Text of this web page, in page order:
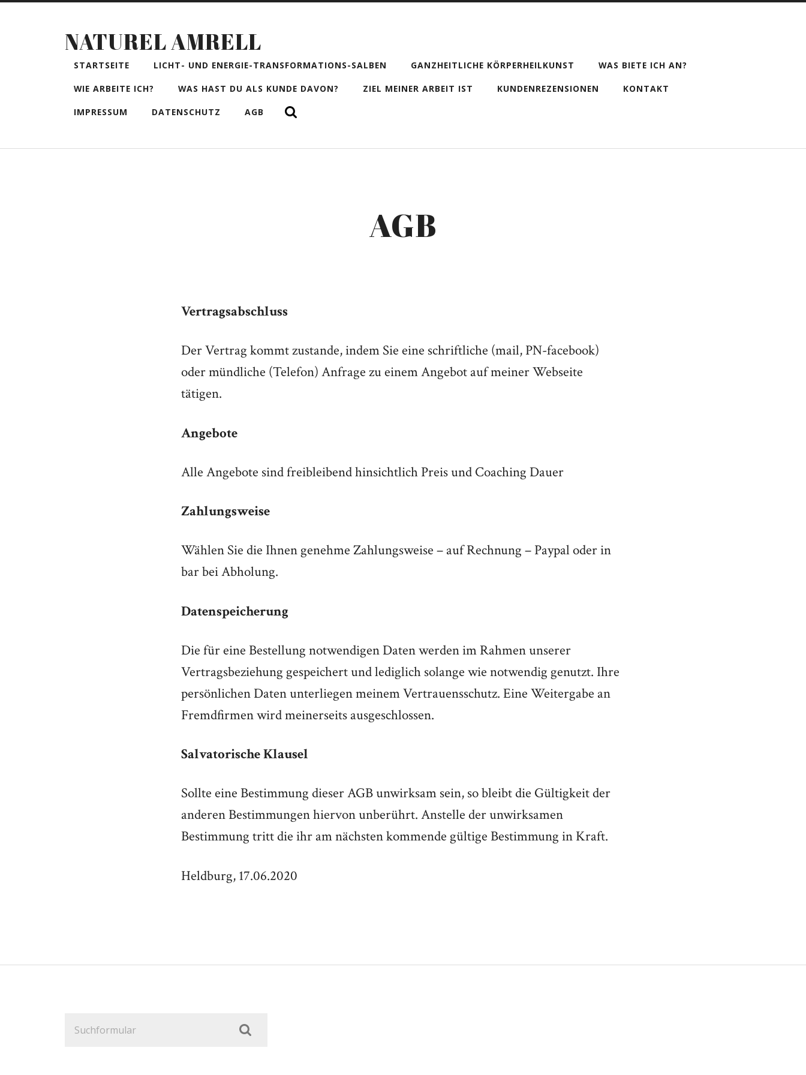
NATUREL AMRELL
STARTSEITE LICHT- UND ENERGIE-TRANSFORMATIONS-SALBEN GANZHEITLICHE KÖRPERHEILKUNST WAS BIETE ICH AN?
WIE ARBEITE ICH? WAS HAST DU ALS KUNDE DAVON? ZIEL MEINER ARBEIT IST KUNDENREZENSIONEN KONTAKT
IMPRESSUM DATENSCHUTZ AGB
AGB
Vertragsabschluss
Der Vertrag kommt zustande, indem Sie eine schriftliche (mail, PN-facebook)
oder mündliche (Telefon) Anfrage zu einem Angebot auf meiner Webseite
tätigen.
Angebote
Alle Angebote sind freibleibend hinsichtlich Preis und Coaching Dauer
Zahlungsweise
Wählen Sie die Ihnen genehme Zahlungsweise – auf Rechnung – Paypal oder in
bar bei Abholung.
Datenspeicherung
Die für eine Bestellung notwendigen Daten werden im Rahmen unserer
Vertragsbeziehung gespeichert und lediglich solange wie notwendig genutzt. Ihre
persönlichen Daten unterliegen meinem Vertrauensschutz. Eine Weitergabe an
Fremdfirmen wird meinerseits ausgeschlossen.
Salvatorische Klausel
Sollte eine Bestimmung dieser AGB unwirksam sein, so bleibt die Gültigkeit der
anderen Bestimmungen hiervon unberührt. Anstelle der unwirksamen
Bestimmung tritt die ihr am nächsten kommende gültige Bestimmung in Kraft.
Heldburg, 17.06.2020